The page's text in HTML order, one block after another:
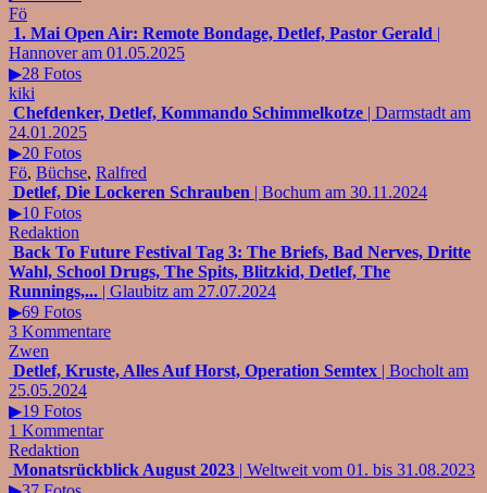
Fö
1. Mai Open Air: Remote Bondage, Detlef, Pastor Gerald |
Hannover am 01.05.2025
▶28 Fotos
kiki
Chefdenker, Detlef, Kommando Schimmelkotze | Darmstadt am
24.01.2025
▶20 Fotos
Fö, Büchse, Ralfred
Detlef, Die Lockeren Schrauben | Bochum am 30.11.2024
▶10 Fotos
Redaktion
Back To Future Festival Tag 3: The Briefs, Bad Nerves, Dritte
Wahl, School Drugs, The Spits, Blitzkid, Detlef, The
Runnings,... | Glaubitz am 27.07.2024
▶69 Fotos
3 Kommentare
Zwen
Detlef, Kruste, Alles Auf Horst, Operation Semtex | Bocholt am
25.05.2024
▶19 Fotos
1 Kommentar
Redaktion
Monatsrückblick August 2023 | Weltweit vom 01. bis 31.08.2023